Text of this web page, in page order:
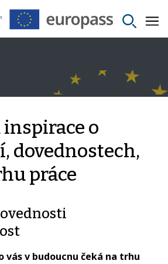
o
dovednostech,
práce
vás v budoucnu čeká na trhu